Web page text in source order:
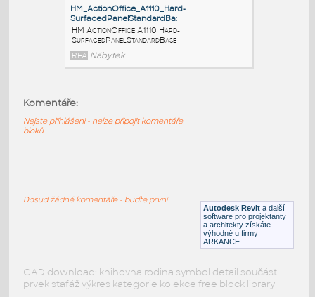
HM ActionOffice A1126 StackingFabricPanel
RFA Nábytek
Nábytek
HM ActionOffice A1110 Hard-
SurfacedPanelStandardBase
Autodesk Revit a další
software pro projektanty
a architekty získáte
výhodně u firmy
ARKANCE
Komentáře:
Nejste přihlášeni - nelze připojit komentáře
bloků
Dosud žádné komentáře - buďte první
CAD download: knihovna rodina symbol detail součást
prvek stafáž výkres kategorie kolekce free block library